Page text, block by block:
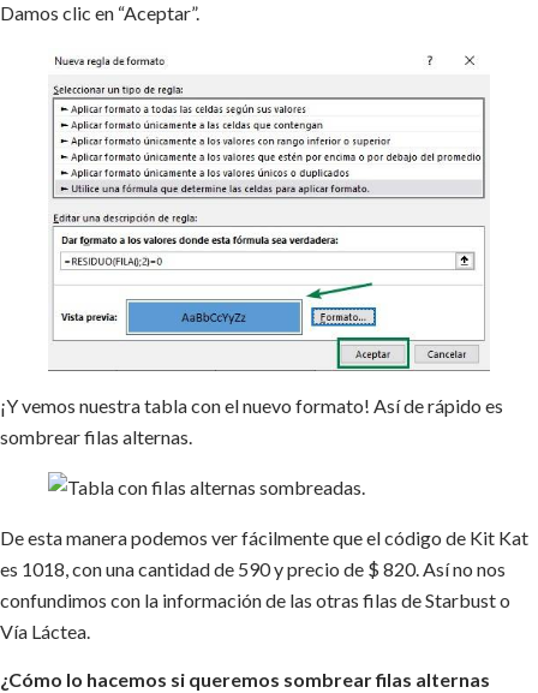
Damos clic en “Aceptar”.
¡Y vemos nuestra tabla con el nuevo formato! Así de rápido es
sombrear filas alternas.
De esta manera podemos ver fácilmente que el código de Kit Kat
es 1018, con una cantidad de 590 y precio de $ 820. Así no nos
confundimos con la información de las otras filas de Starbust o
Vía Láctea.
¿Cómo lo hacemos si queremos sombrear filas alternas